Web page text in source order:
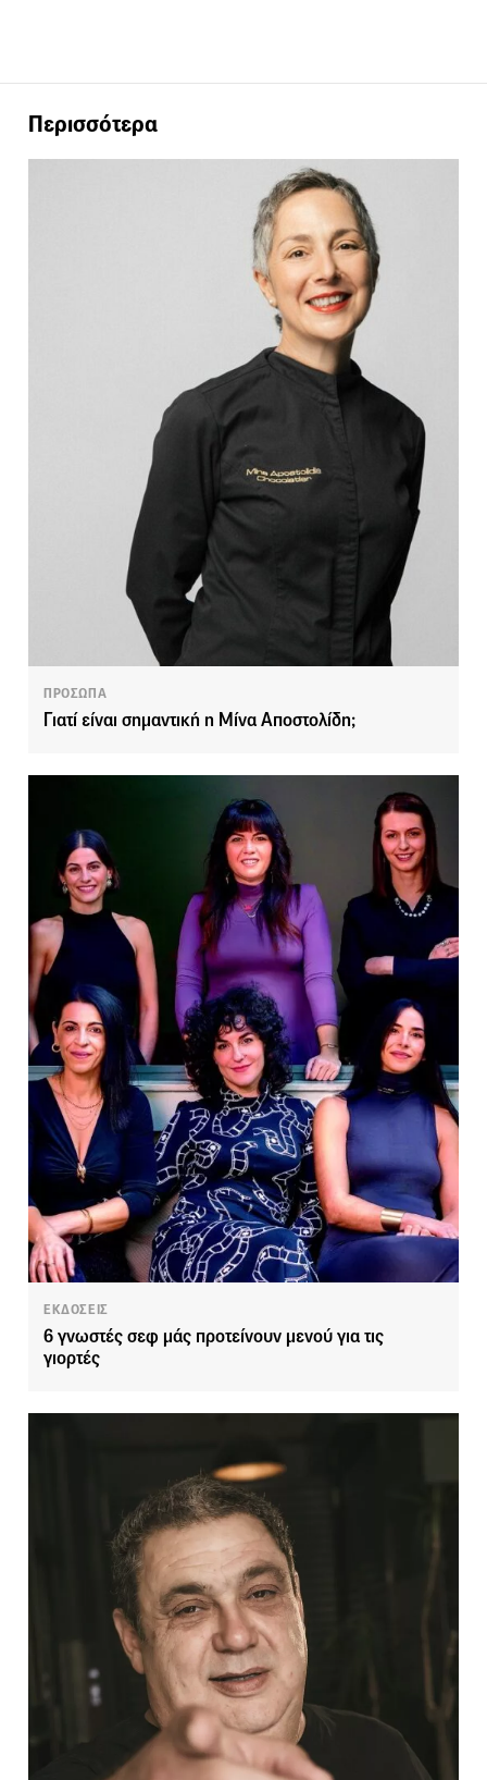
Περισσότερα
ΠΡΟΣΩΠΑ
Γιατί είναι σημαντική η Μίνα Αποστολίδη;
ΕΚΔΟΣΕΙΣ
6 γνωστές σεφ μάς προτείνουν μενού για τις
γιορτές